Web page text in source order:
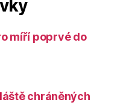
míří poprvé do
chráněných